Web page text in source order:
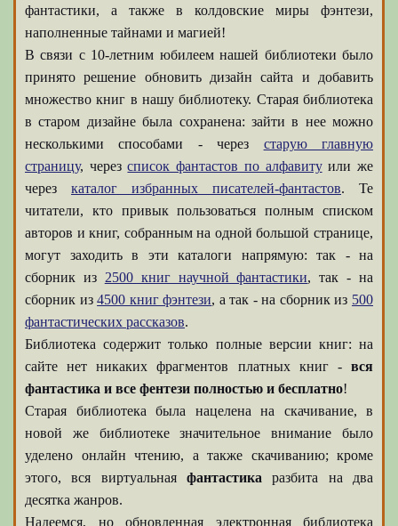
фантастики, а также в колдовские миры фэнтези,
наполненные тайнами и магией!
В связи с 10-летним юбилеем нашей библиотеки было
принято решение обновить дизайн сайта и добавить
множество книг в нашу библиотеку. Старая библиотека
в старом дизайне была сохранена: зайти в нее можно
несколькими способами - через старую главную
страницу, черезсписок фантастов по алфавитуили же
через каталог избранных писателей-фантастов. Те
читатели, кто привык пользоваться полным списком
авторов и книг, собранным на одной большой странице,
могут заходить в эти каталоги напрямую: так - на
сборник из 2500 книг научной фантастики, так - на
сборник из4500 книг фэнтези, а так - на сборник из 500
фантастических рассказов.
Библиотека содержит только полные версии книг: на
сайте нет никаких фрагментов платных книг - вся
фантастика и все фентези полностью и бесплатно!
Старая библиотека была нацелена на скачивание, в
новой же библиотеке значительное внимание было
уделено онлайн чтению, а также скачиванию; кроме
этого, вся виртуальная фантастика разбита на два
десятка жанров.
Надеемся, но обновленная электронная библиотека